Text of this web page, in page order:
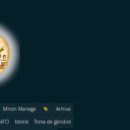
Miron Manega
Arhiva
Istorie
Tema de gândire